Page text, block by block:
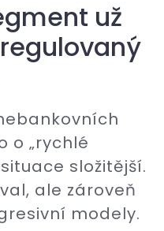
už
o „rychlé
složitější.
ale zároveň
modely.